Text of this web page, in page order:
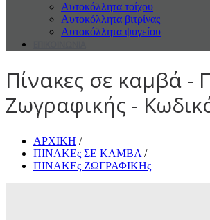
Αυτοκόλλητα τοίχου
Αυτοκόλλητα βιτρίνας
Αυτοκόλλητα ψυγείου
Πίνακες σε καμβά -
Ζωγραφικής -
ΑΡΧΙΚΗ /
ΠΙΝΑΚΕς ΣΕ ΚΑΜΒΑ /
ΠΙΝΑΚΕς ΖΩΓΡΑΦΙΚΗς